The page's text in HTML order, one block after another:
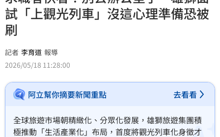
試「上觀光列車」沒這心理準備恐被
刷
記者 李育道 報導
2026/05/18 11:28:00
阿立幫你摘要新聞重點 去看看
全球旅遊市場朝精緻化、分眾化發展，雄獅旅遊集團積
極推動「生活產業化」布局，首度將觀光列車化身徵才